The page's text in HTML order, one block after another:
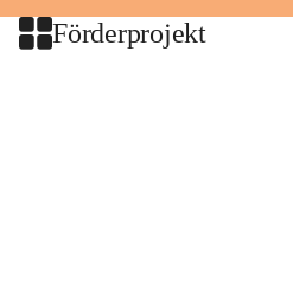
Förderprojekt